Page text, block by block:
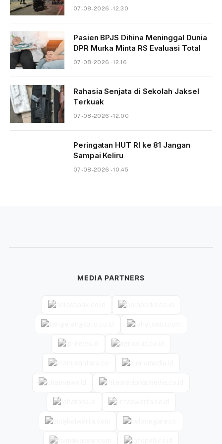
07-08-2026 - 12.30
Pasien BPJS Dihina Meninggal Dunia
DPR Murka Minta RS Evaluasi Total
07-08-2026 - 12.16
Rahasia Senjata di Sekolah Jaksel
Terkuak
07-08-2026 - 12.00
Peringatan HUT RI ke 81 Jangan
Sampai Keliru
07-08-2026 - 10.45
MEDIA PARTNERS